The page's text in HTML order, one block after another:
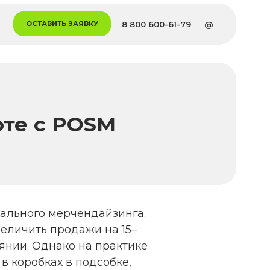
ЗАЯВКУ 8 800 600-61-79 @
на практике
подсобке,